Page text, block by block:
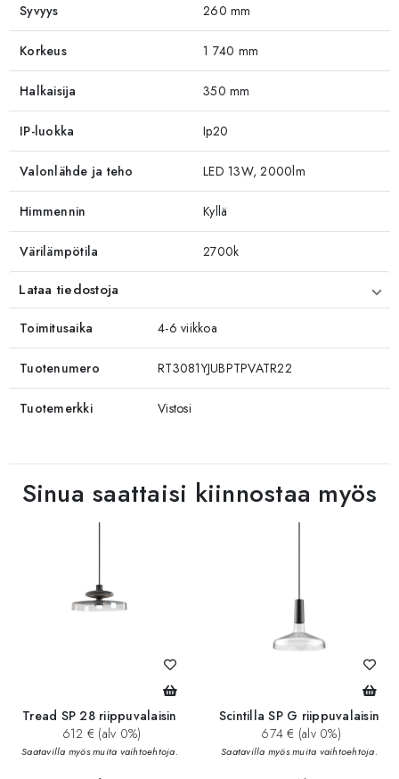
Syvyys 260 mm
Korkeus 1 740 mm
Halkaisija 350 mm
IP-luokka Ip20
Valonlähde ja teho LED 13W, 2000lm
Himmennin Kyllä
Värilämpötila 2700k
Lataa tiedostoja
Toimitusaika 4-6 viikkoa
Tuotenumero RT3081YJUBPTPVATR22
Tuotemerkki Vistosi
Sinua saattaisi kiinnostaa myös
Tread SP 28 riippuvalaisin
612 € (alv 0%)
Saatavilla myös muita vaihtoehtoja.
Scintilla SP G riippuvalaisin
674 € (alv 0%)
Saatavilla myös muita vaihtoehtoja.